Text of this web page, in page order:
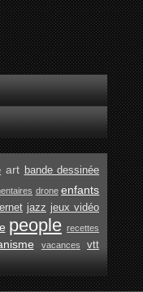
art bande dessinée
drone enfants
jazz jeux vidéo
people recettes
vacances vtt